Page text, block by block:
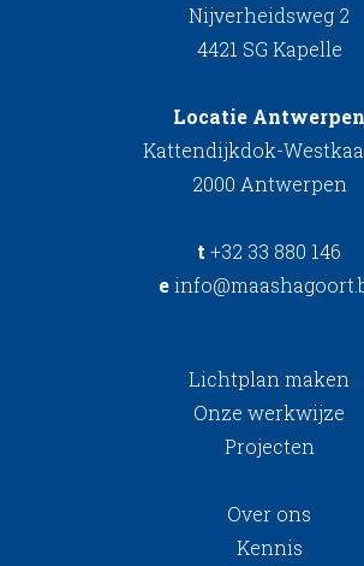
Nijverheidsweg 2
4421 SG Kapelle
Locatie Antwerpen
Kattendijkdok-
2000 Antwerpen
t +32 33 880 146
e
Lichtplan maken
Onze werkwijze
Projecten
Over ons
Kennis